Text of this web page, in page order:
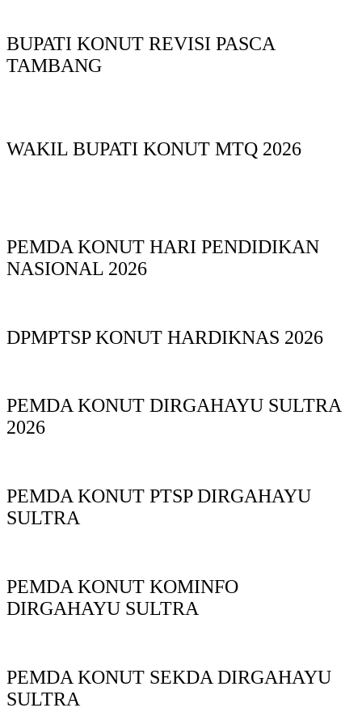
BUPATI KONUT REVISI PASCA
TAMBANG
WAKIL BUPATI KONUT MTQ 2026
PEMDA KONUT HARI PENDIDIKAN
NASIONAL 2026
DPMPTSP KONUT HARDIKNAS 2026
PEMDA KONUT DIRGAHAYU SULTRA
2026
PEMDA KONUT PTSP DIRGAHAYU
SULTRA
PEMDA KONUT KOMINFO
DIRGAHAYU SULTRA
PEMDA KONUT SEKDA DIRGAHAYU
SULTRA